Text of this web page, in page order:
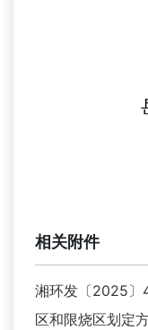
相关附件
湘环发〔2025
区和限烧区划定